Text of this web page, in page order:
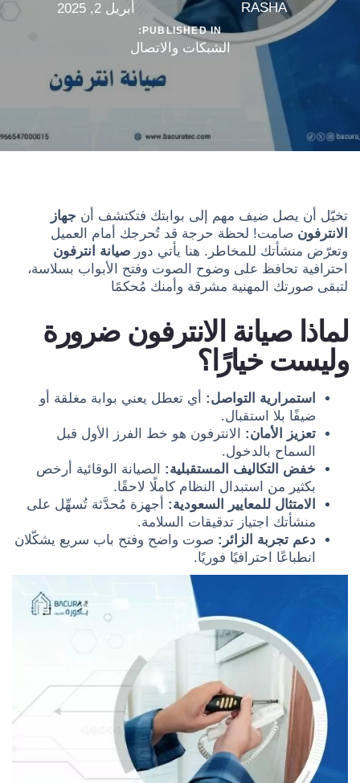
RASHA أبريل 2, 2025
PUBLISHED IN:
الشبكات والاتصال
تخيّل أن يصل ضيف مهم إلى بوابتك فتكتشف أن جهاز
الانترفون صامت! لحظة حرجة قد تُحرجك أمام العميل
وتعرّض منشأتك للمخاطر. هنا يأتي دور صيانة انترفون
احترافية تحافظ على وضوح الصوت وفتح الأبواب بسلاسة،
لتبقى صورتك المهنية مشرقة وأمنك مُحكمًا
لماذا صيانة الانترفون ضرورة
وليست خيارًا؟
استمرارية التواصل: أي تعطل يعني بوابة مغلقة أو
ضيفًا بلا استقبال.
تعزيز الأمان: الانترفون هو خط الفرز الأول قبل
السماح بالدخول.
خفض التكاليف المستقبلية: الصيانة الوقائية أرخص
بكثير من استبدال النظام كاملًا لاحقًا.
الامتثال للمعايير السعودية: أجهزة مُحدَّثة تُسهِّل على
منشأتك اجتياز تدقيقات السلامة.
دعم تجربة الزائر: صوت واضح وفتح باب سريع يشكّلان
انطباعًا احترافيًا فوريًا.